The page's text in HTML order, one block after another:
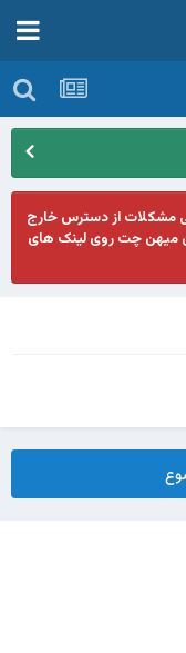
مشکلات از دسترس خارج
میهن چت روی لینک های